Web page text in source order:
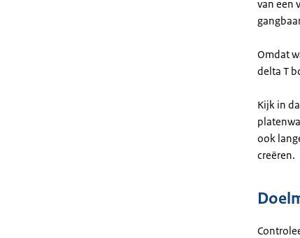
van een
Omdat
delta T
Kijk in
ook
creëren.